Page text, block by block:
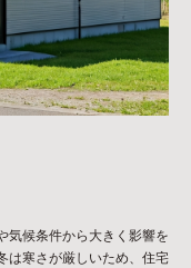
気候条件から大きく影響を
は寒さが厳しいため、住宅